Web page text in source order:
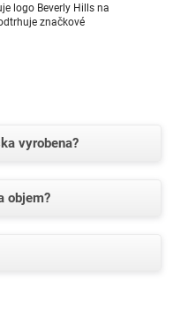
logo Beverly Hills na
značkové
vyrobena?
objem?